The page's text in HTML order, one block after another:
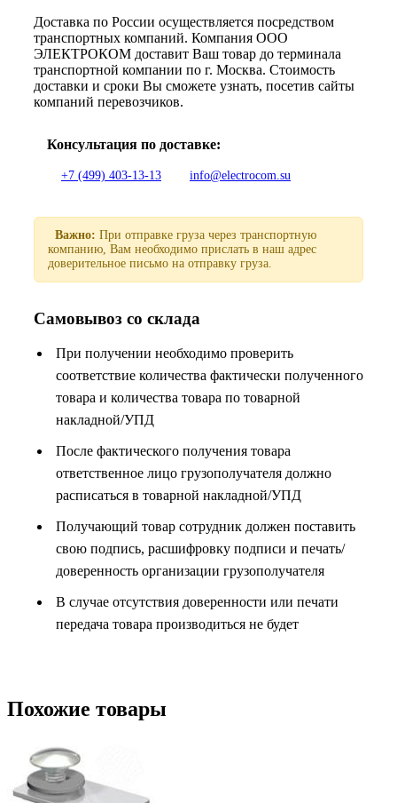
Доставка по России осуществляется посредством
транспортных компаний. Компания ООО
ЭЛЕКТРОКОМ доставит Ваш товар до терминала
транспортной компании по г. Москва. Стоимость
доставки и сроки Вы сможете узнать, посетив сайты
компаний перевозчиков.
Консультация по доставке:
+7 (499) 403-13-13 info@electrocom.su
Важно: При отправке груза через транспортную
компанию, Вам необходимо прислать в наш адрес
доверительное письмо на отправку груза.
Самовывоз со склада
При получении необходимо проверить
соответствие количества фактически полученного
товара и количества товара по товарной
накладной/УПД
После фактического получения товара
ответственное лицо грузополучателя должно
расписаться в товарной накладной/УПД
Получающий товар сотрудник должен поставить
свою подпись, расшифровку подписи и печать/
доверенность организации грузополучателя
В случае отсутствия доверенности или печати
передача товара производиться не будет
Похожие товары